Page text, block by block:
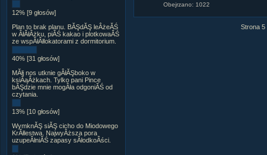
12% [9 głosów]
Plan to brak planu. BĂŞdĂŞ leÂżeĂŚ
w ÂłĂłÂżku, piĂŚ kakao i plotkowaĂŚ
ze wspĂłÂłlokatorami z dormitorium.
40% [31 głosów]
MĂłj nos utknie gÂłĂŞboko w
ksiÂąÂżkach. Tylko pani Pince
bĂŞdzie mnie mogÂła odgoniĂŚ od
czytania.
13% [10 głosów]
WymknĂŞ siĂŞ cicho do Miodowego
KrĂłlestwa. NajwyÂższa pora
uzupeÂłniĂŚ zapasy sÂłodkoÂści.
Obejrzano: 1022
Strona